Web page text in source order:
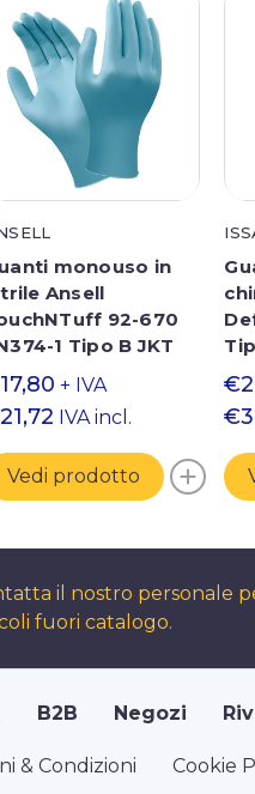
monouso in
Ansell
92-670
1 Tipo B JKT
+ IVA
IVA incl.
Vedi prodotto
il nostro personale
fuori catalogo.
B2B Negozi
& Condizioni Cookie